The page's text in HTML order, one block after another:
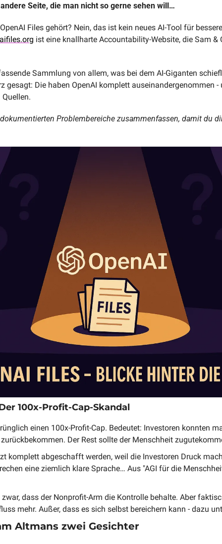
Seite, die man nicht so gerne sehen will…
Files gehört? Nein, das ist kein neues AI-Tool für
ist eine knallharte Accountability-Website, die Sam &
Sammlung von allem, was bei dem AI-Giganten
gesagt: Die haben OpenAI komplett auseinandergenommen
Problembereiche zusammenfassen, damit du
100x-Profit-Cap-Skandal
einen 100x-Profit-Cap. Bedeutet: Investoren konnten
Der Rest sollte der Menschheit
komplett abgeschafft werden, weil die Investoren Druck
eine ziemlich klare Sprache… Aus "AGI für die
dass der Nonprofit-Arm die Kontrolle behalte. Aber
mehr. Außer, dass es sich selbst bereichern kann - dazu
Altmans zwei Gesichter